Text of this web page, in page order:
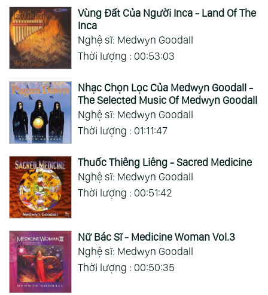
Vùng Đất Của Người Inca - Land Of The
Inca
Nghệ sĩ: Medwyn Goodall
Thời lượng : 00:53:03
Nhạc Chọn Lọc Của Medwyn Goodall -
The Selected Music Of Medwyn Goodall
Nghệ sĩ: Medwyn Goodall
Thời lượng : 01:11:47
Thuốc Thiêng Liêng - Sacred Medicine
Nghệ sĩ: Medwyn Goodall
Thời lượng : 00:51:42
Nữ Bác Sĩ - Medicine Woman Vol.3
Nghệ sĩ: Medwyn Goodall
Thời lượng : 00:50:35